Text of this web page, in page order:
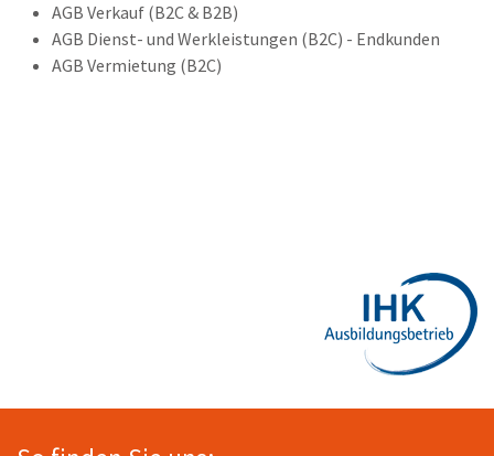
AGB Verkauf (B2C & B2B)
AGB Dienst- und Werkleistungen (B2C) - Endkunden
AGB Vermietung (B2C)